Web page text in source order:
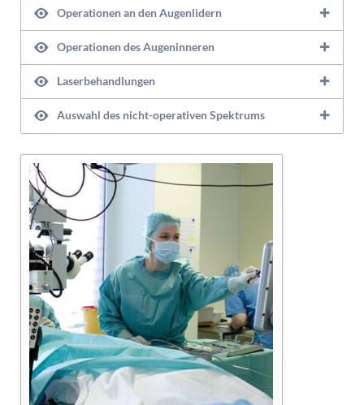
Operationen an den Augenlidern
Operationen des Augeninneren
Laserbehandlungen
Auswahl des nicht-operativen Spektrums